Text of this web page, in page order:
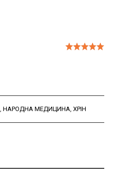
НАРОДНА МЕДИЦИНА ХРІН